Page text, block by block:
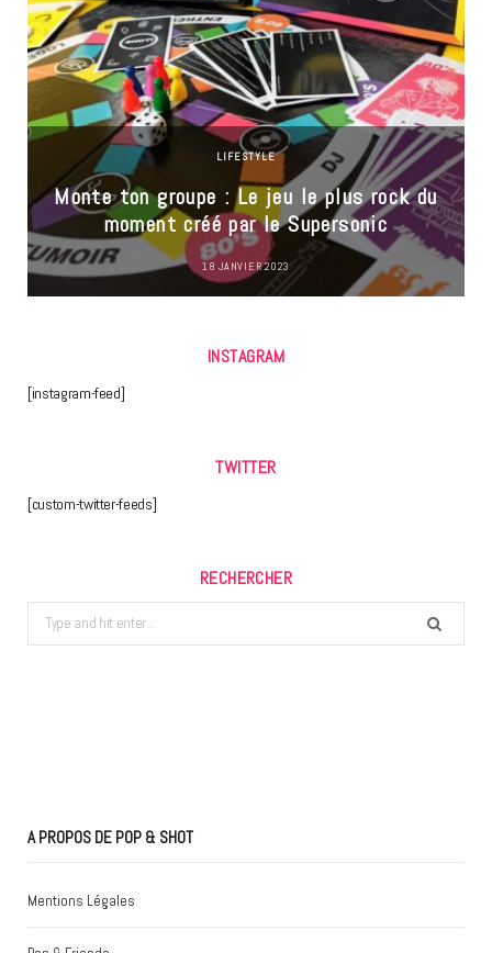
LIFESTYLE
Monte ton groupe : Le jeu le plus rock du
moment créé par le Supersonic
18 JANVIER 2023
INSTAGRAM
[instagram-feed]
TWITTER
[custom-twitter-feeds]
RECHERCHER
Search
for:
A PROPOS DE POP & SHOT
Mentions Légales